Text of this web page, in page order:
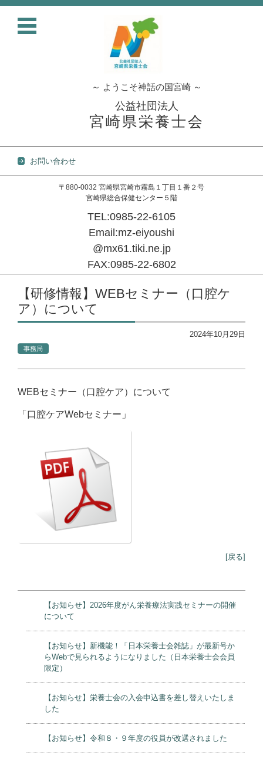
～ ようこそ神話の国宮崎 ～
公益社団法人
宮崎県栄養士会
お問い合わせ
〒880-0032 宮崎県宮崎市霧島１丁目１番２号
宮崎県総合保健センター５階
TEL:0985-22-6105
Email:mz-eiyoushi
@mx61.tiki.ne.jp
FAX:0985-22-6802
コンテンツに移動
【研修情報】WEBセミナー（口腔ケ
ア）について
2024年10月29日
事務局
WEBセミナー（口腔ケア）について
「口腔ケアWebセミナー」
[戻る]
【お知らせ】2026年度がん栄養療法実践セミナーの開催
について
【お知らせ】新機能！「日本栄養士会雑誌」が最新号か
らWebで見られるようになりました（日本栄養士会会員
限定）
【お知らせ】栄養士会の入会申込書を差し替えいたしま
した
【お知らせ】令和８・９年度の役員が改選されました